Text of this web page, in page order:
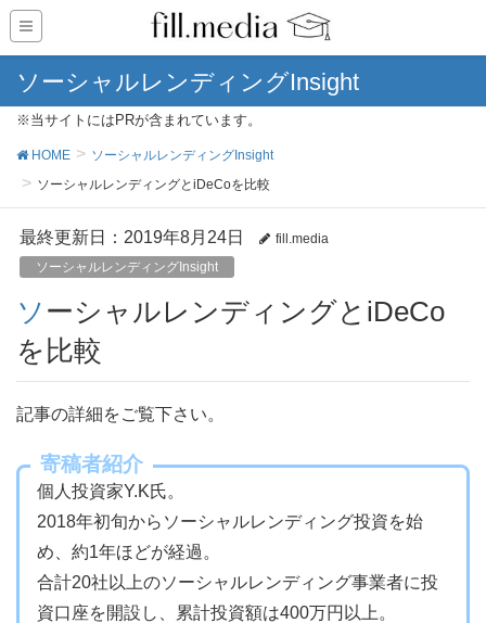
ソーシャルレンディングInsight
※当サイトにはPRが含まれています。
HOME
ソーシャルレンディングInsight
ソーシャルレンディングとiDeCoを比較
最終更新日：2019年8月24日
fill.media
ソーシャルレンディングInsight
ソーシャルレンディングとiDeCo
を比較
記事の詳細をご覧下さい。
寄稿者紹介
個人投資家Y.K氏。
2018年初旬からソーシャルレンディング投資を始
め、約1年ほどが経過。
合計20社以上のソーシャルレンディング事業者に投
資口座を開設し、累計投資額は400万円以上。